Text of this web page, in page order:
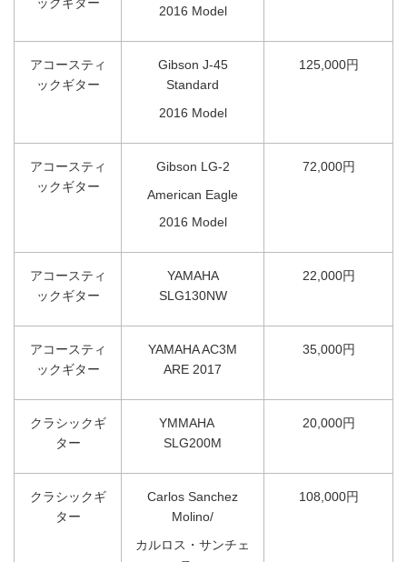
ックギター
2016 Model
アコースティ
ックギター
Gibson J-45
Standard
2016 Model
125,000円
アコースティ
ックギター
Gibson LG-2
American Eagle
2016 Model
72,000円
アコースティ
ックギター
YAMAHA
SLG130NW
22,000円
アコースティ
ックギター
YAMAHA AC3M
ARE 2017
35,000円
クラシックギ
ター
YMMAHA
SLG200M
20,000円
クラシックギ
ター
Carlos Sanchez
Molino/
カルロス・サンチェ
108,000円